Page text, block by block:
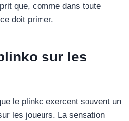
que, comme dans toute
doit primer.
sur les
le plinko exercent souvent un
les joueurs. La sensation